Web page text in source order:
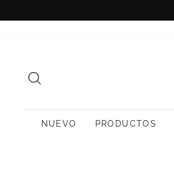
NUEVO PRODUCTOS